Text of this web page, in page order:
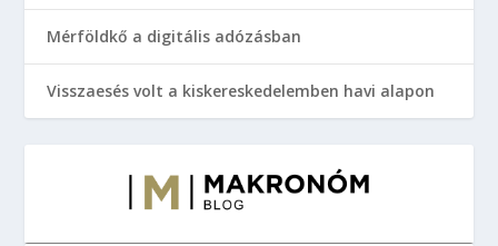
Mérföldkő a digitális adózásban
Visszaesés volt a kiskereskedelemben havi alapon